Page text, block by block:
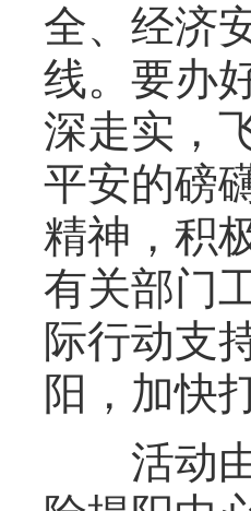
全、经济
线。要办
深走实，
平安的磅
精神，积
有关部门
际行动支
阳，加快
活动由